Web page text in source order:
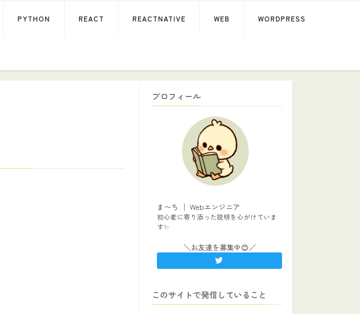
PYTHON REACT REACTNATIVE WEB WORDPRESS
プロフィール
ま〜ち │ Webエンジニア
初心者に寄り添った説明を心がけていま
す✨
＼お友達を募集中😊／
このサイトで発信していること